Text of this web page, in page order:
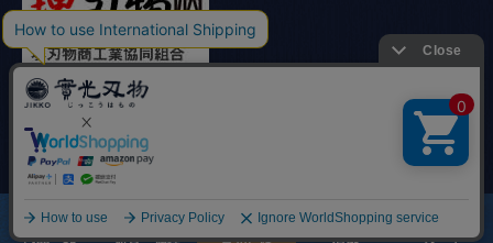
© Jikko Japanese knife All rights reserved.
商品一覧 研ぎ・修理 實光とは 店舗 カート